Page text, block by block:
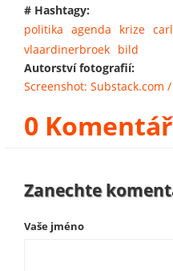
# Hashtagy:
politika agenda krize
vlaardinerbroek bild
Autorství fotografií:
Screenshot: Substack.com
0
Zanechte
Vaše jméno